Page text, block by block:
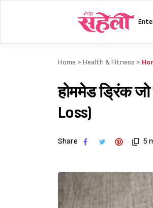
Home > Health & Fitness >
होममेड ड्रिंक
Loss)
Share 5